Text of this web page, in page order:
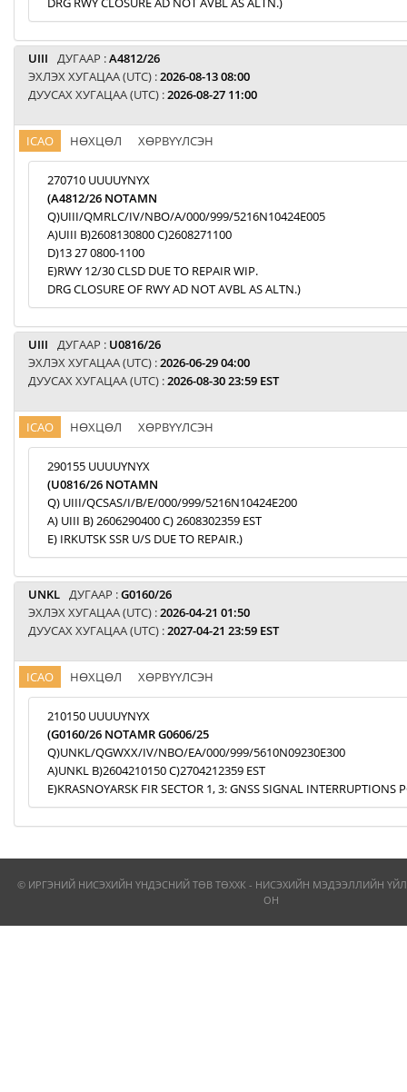
UIII ДУГААР :A4812/26
ЭХЛЭХ ХУГАЦАА (UTC) :2026-08-13 08:00
ДУУСАХ ХУГАЦАА (UTC) :2026-08-27 11:00
ICAO НӨХЦӨЛ ХӨРВҮҮЛСЭН
270710 UUUUYNYX
(A4812/26 NOTAMN
Q)UIII/QMRLC/IV/NBO/A/000/999/5216N10424E005
A)UIII B)2608130800 C)2608271100
D)13 27 0800-1100
E)RWY 12/30 CLSD DUE TO REPAIR WIP.
DRG CLOSURE OF RWY AD NOT AVBL AS ALTN.)
UIII ДУГААР : U0816/26
ЭХЛЭХ ХУГАЦАА (UTC) :2026-06-29 04:00
ДУУСАХ ХУГАЦАА (UTC) :2026-08-30 23:59 EST
ICAO НӨХЦӨЛ ХӨРВҮҮЛСЭН
290155 UUUUYNYX
(U0816/26 NOTAMN
Q) UIII/QCSAS/I/B/E/000/999/5216N10424E200
A) UIII B) 2606290400 C) 2608302359 EST
E) IRKUTSK SSR U/S DUE TO REPAIR.)
UNKL ДУГААР :G0160/26
ЭХЛЭХ ХУГАЦАА (UTC) :2026-04-21 01:50
ДУУСАХ ХУГАЦАА (UTC) :2027-04-21 23:59 EST
ICAO НӨХЦӨЛ ХӨРВҮҮЛСЭН
210150 UUUUYNYX
(G0160/26 NOTAMR G0606/25
Q)UNKL/QGWXX/IV/NBO/EA/000/999/5610N09230E300
A)UNKL B)2604210150 C)2704212359 EST
E)KRASNOYARSK FIR SECTOR 1, 3: GNSS SIGNAL INTERRUPTIONS
© ИРГЭНИЙ НИСЭХИЙН ҮНДЭСНИЙ ТӨВ ТӨХХК - НИСЭХИЙН МЭДЭЭЛЛИЙН
ОН